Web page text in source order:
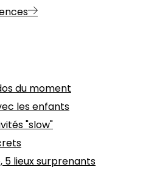
du moment
les enfants
"slow"
5 lieux surprenants